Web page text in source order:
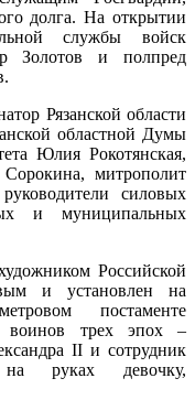
долга. На открытии
службы войск
Золотов и полпред
Рязанской области
областной Думы
Юлия Рокотянская,
митрополит
силовых
и муниципальных
Российской
и установлен на
постаменте
воинов трех эпох –
II и сотрудник
руках девочку,